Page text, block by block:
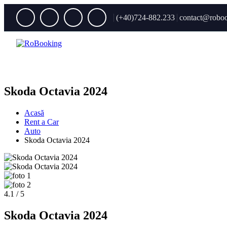
(+40)724-882.233
Skoda Octavia 2024
Acasă
Rent a Car
Auto
Skoda Octavia 2024
4.1 / 5
Skoda Octavia 2024